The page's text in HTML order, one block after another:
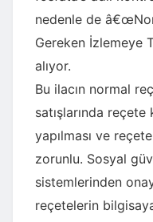
nedenle de
Gereken İzlemeye
alıyor.
Bu ilacın normal
satışlarında reçete
yapılması ve
zorunlu. Sosyal
sistemlerinden
reçetelerin